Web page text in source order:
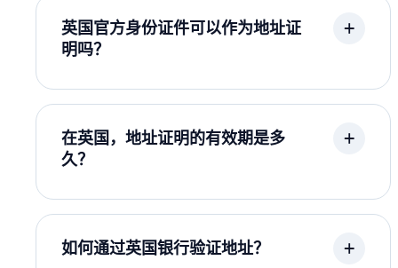
英国官方身份证件可以作为地址证
明吗？
在英国，地址证明的有效期是多
久？
如何通过英国银行验证地址？